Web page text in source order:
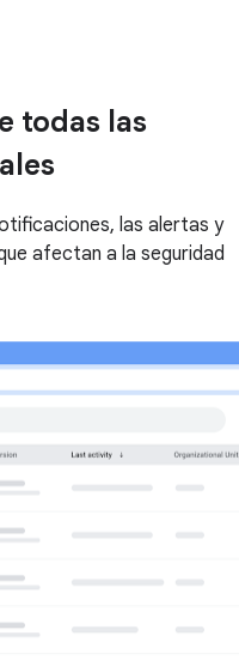
todas las
las alertas y
afectan a la seguridad